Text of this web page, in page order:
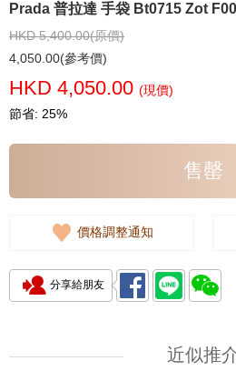
Prada 普拉達 手袋 Bt0715 Zot
HKD 5,400.00(原價)
4,050.00(參考價)
HKD 4,050.00 (現價)
節省: 25%
售罄
價格調整通知
分享給朋友
近似推